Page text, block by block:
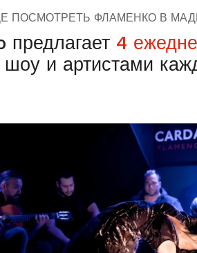
ПОСМОТРЕТЬ ФЛАМЕНКО В
предлагает 4
и артистами